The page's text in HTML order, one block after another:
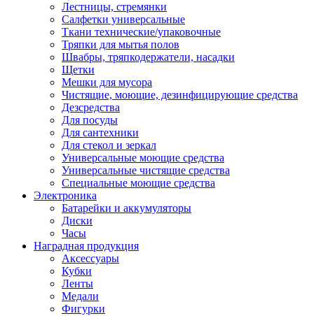
Лестницы, стремянки
Салфетки универсальные
Ткани технические/упаковочные
Тряпки для мытья полов
Швабры, тряпкодержатели, насадки
Щетки
Мешки для мусора
Чистящие, моющие, дезинфицирующие средства
Дезсредства
Для посуды
Для сантехники
Для стекол и зеркал
Универсальные моющие средства
Универсальные чистящие средства
Специальные моющие средства
Электроника
Батарейки и аккумуляторы
Диски
Часы
Наградная продукция
Аксессуары
Кубки
Ленты
Медали
Фигурки